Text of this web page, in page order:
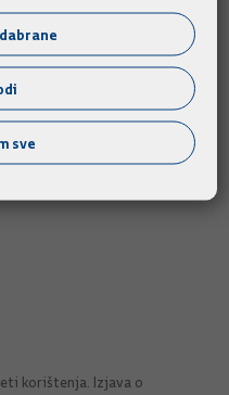
RH
korištenja Izjava o
sve